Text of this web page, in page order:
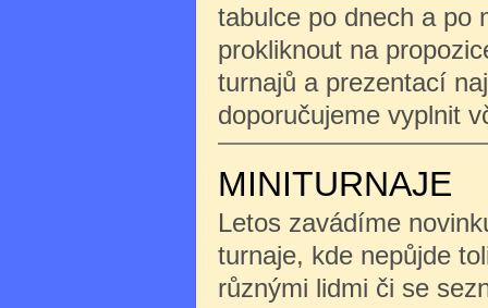
tabulce po dnech a po
prokliknout na
turnajů a prezentací
doporučujeme vyplnit
MINITURNAJE
Letos zavádíme
turnaje, kde nepůjde
různými lidmi či se